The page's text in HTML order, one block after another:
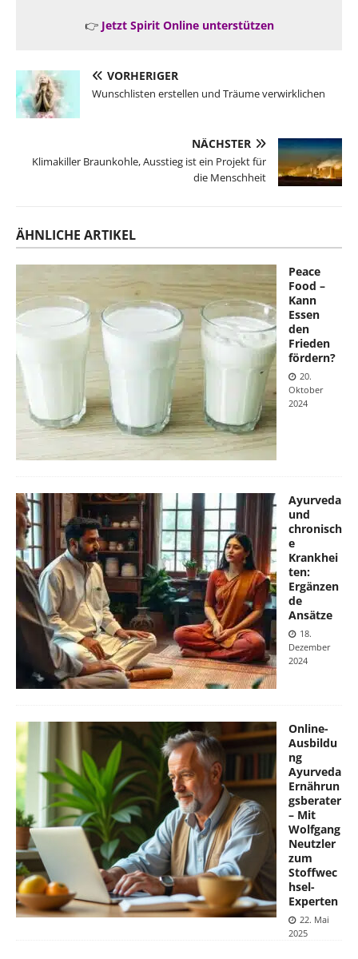
👉 Jetzt Spirit Online unterstützen
VORHERIGER
Wunschlisten erstellen und Träume verwirklichen
NÄCHSTER
Klimakiller Braunkohle, Ausstieg ist ein Projekt für
die Menschheit
ÄHNLICHE ARTIKEL
Peace
Food –
Kann
Essen
den
Frieden
fördern?
20.
Oktober
2024
Ayurveda
und
chronisch
e
Krankhei
ten:
Ergänzen
de
Ansätze
18.
Dezember
2024
Online-
Ausbildu
ng
Ayurveda
Ernährun
gsberater
– Mit
Wolfgang
Neutzler
zum
Stoffwec
hsel-
Experten
22. Mai
2025